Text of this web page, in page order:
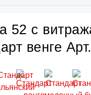
52 с
венге